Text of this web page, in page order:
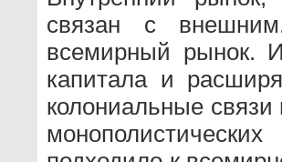
связан с
всемирный рынок.
капитала и
колониальные